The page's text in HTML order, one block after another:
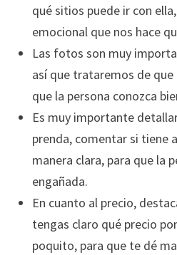
qué sitios puede ir con
emocional que nos hace
Las fotos son muy
así que trataremos de
que la persona conozca
Es muy importante
prenda, comentar si tiene
manera clara, para que la
engañada.
En cuanto al precio,
tengas claro qué precio
poquito, para que te dé